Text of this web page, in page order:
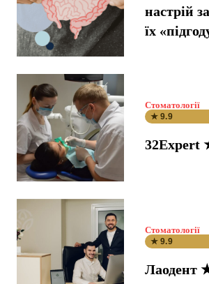
настрій
їх
Стоматології
★ 9.9
32Expert
Стоматології
★ 9.9
Лаодент